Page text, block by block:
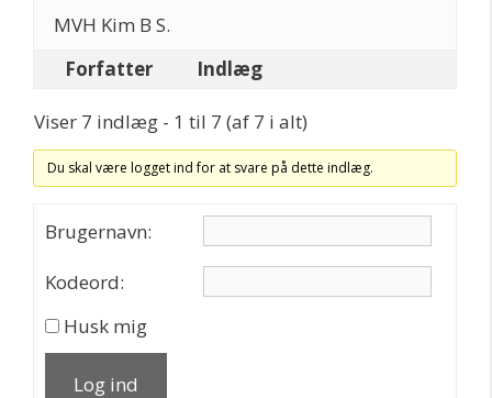
MVH Kim B S.
Forfatter
Indlæg
Viser 7 indlæg - 1 til 7 (af 7 i alt)
Du skal være logget ind for at svare på dette indlæg.
Brugernavn:
Kodeord:
Husk mig
Log ind